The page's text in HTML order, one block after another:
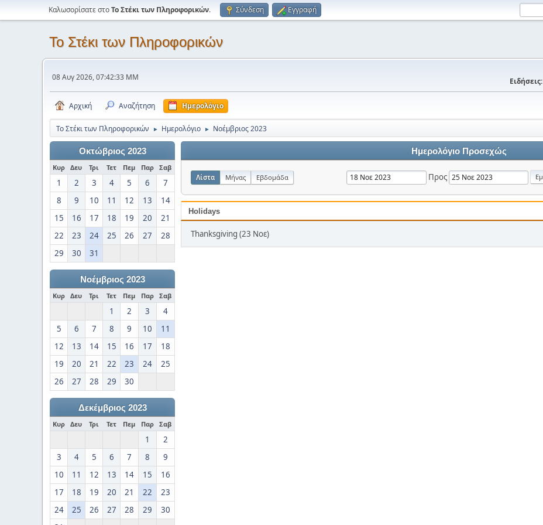
Καλωσορίσατε στοΤο Στέκι των Πληροφορικών. Σύνδεση Εγγραφή
Το Στέκι των Πληροφορικών
08 Αυγ 2026, 07:42:33 ΜΜ Ειδήσεις:
Αρχική Αναζήτηση Ημερολόγιο
Το Στέκι των Πληροφορικών ► Ημερολόγιο ► Νοέμβριος 2023
Οκτώβριος 2023
Κυρ Δευ Τρι Τετ Πεμ Παρ Σαβ
1 2 3 4 5 6
7
8
9 10 11 12 13
14
15
16 17 18 19 20
21
22
23 24 25 26 27
28
29
30 31
Νοέμβριος 2023
Κυρ Δευ Τρι Τετ Πεμ Παρ Σαβ
1 2 3
4
5
6 7 8 9 10
11
12
13 14 15 16 17
18
19
20 21 22 23 24
25
26
27 28 29 30
Δεκέμβριος 2023
Κυρ Δευ Τρι Τετ Πεμ Παρ Σαβ
1
2
3
4 5 6 7 8
9
10
11 12 13 14 15
16
17
18 19 20 21 22
23
24
25 26 27 28 29
30
Ημερολόγιο Προσεχώς
Λίστα Μήνας Εβδομάδα Προς
Holidays
Thanksgiving (23 Νοε)